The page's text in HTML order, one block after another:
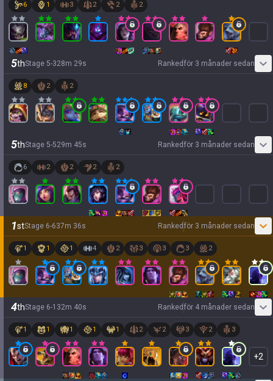
6 1 3 2 2 2
5thStage 5-328m 29s Ranked för 3 månader sedan
8 2 2
5thStage 5-529m 45s Ranked för 3 månader sedan
6 2 2 2 2
1stStage 6-637m 36s Ranked för 3 månader sedan
1 1 1 4 2 3 3 3 2
4thStage 6-1 32m 40s Ranked för 4 månader sedan
1 1 1 1 1 2 2 3 2 3
+2